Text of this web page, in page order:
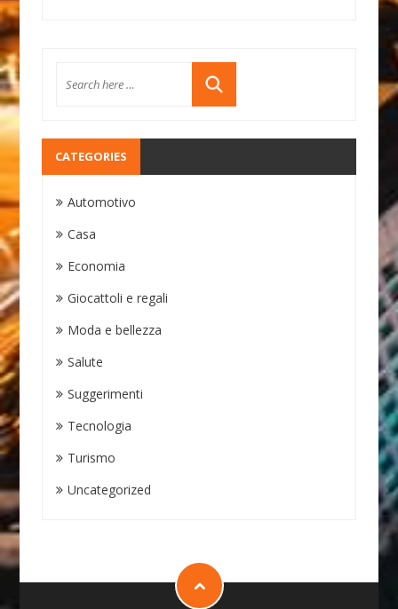
CATEGORIES
Automotivo
Casa
Economia
Giocattoli e regali
Moda e bellezza
Salute
Suggerimenti
Tecnologia
Turismo
Uncategorized